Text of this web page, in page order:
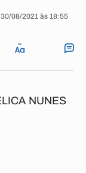
08/2021 às 18:55
NUNES